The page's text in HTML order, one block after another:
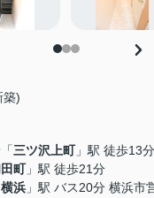
築)
「三ツ沢上町」駅 徒歩13分
町」駅 徒歩21分
横浜 」駅 バス20分 横浜市